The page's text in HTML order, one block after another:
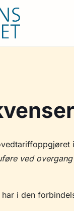
ved
i den